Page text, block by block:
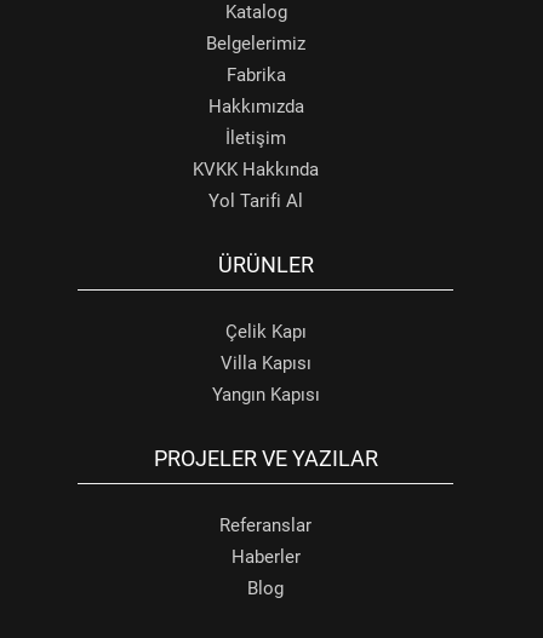
Katalog
Belgelerimiz
Fabrika
Hakkımızda
İletişim
KVKK Hakkında
Yol Tarifi Al
ÜRÜNLER
Çelik Kapı
Villa Kapısı
Yangın Kapısı
PROJELER VE YAZILAR
Referanslar
Haberler
Blog